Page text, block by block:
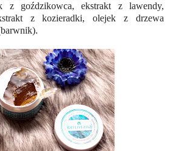
z goździkowca, ekstrakt z lawendy,
z kozieradki, olejek z drzewa